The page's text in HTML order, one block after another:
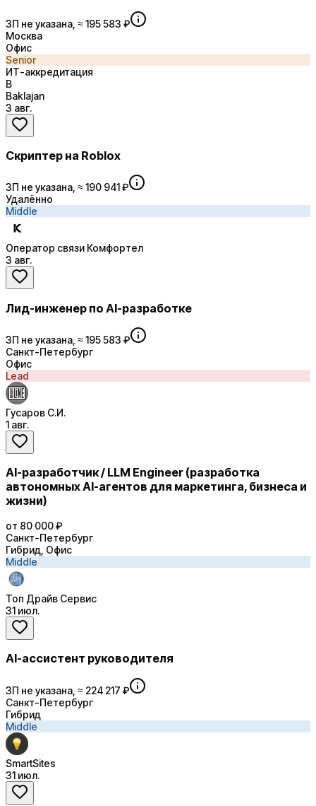
ЗП не указана, ≈ 195 583 ₽
Москва
Офис
Senior
ИТ-аккредитация
B
Baklajan
3 авг.
Скриптер на Roblox
ЗП не указана, ≈ 190 941 ₽
Удалённо
Middle
Оператор связи Комфортел
3 авг.
Лид-инженер по AI-разработке
ЗП не указана, ≈ 195 583 ₽
Санкт-Петербург
Офис
Lead
Гусаров С.И.
1 авг.
AI-разработчик / LLM Engineer (разработка
автономных AI-агентов для маркетинга, бизнеса и
жизни)
от 80 000 ₽
Санкт-Петербург
Гибрид, Офис
Middle
Топ Драйв Сервис
31 июл.
AI-ассистент руководителя
ЗП не указана, ≈ 224 217 ₽
Санкт-Петербург
Гибрид
Middle
SmartSites
31 июл.